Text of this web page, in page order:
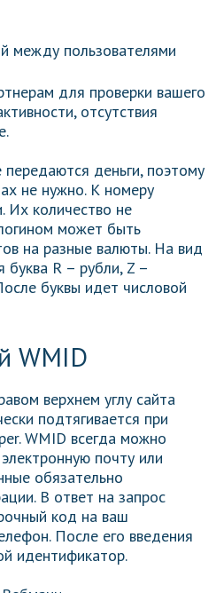
между пользователями
для проверки вашего
отсутствия
деньги, поэтому
не нужно. К номеру
Их количество не
может быть
на разные валюты. На вид
буква R – рубли, Z –
буквы идет числовой
WMID
верхнем углу сайта
подтягивается при
WMID всегда можно
почту или
обязательно
В ответ на запрос
код на ваш
После его введения
идентификатор.